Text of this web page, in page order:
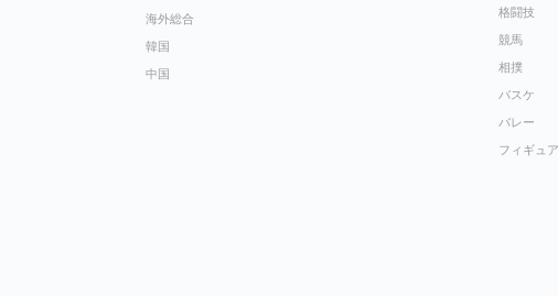
海外総合
韓国
中国
格闘技
競馬
相撲
バスケ
バレー
フィギュア